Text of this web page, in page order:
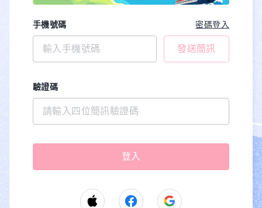
手機號碼 密碼登入
發送簡訊
驗證碼